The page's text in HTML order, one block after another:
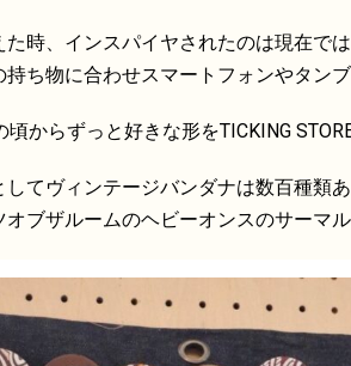
た時、インスパイヤされたのは現在で
持ち物に合わせスマートフォンやタン
頃からずっと好きな形をTICKING
してヴィンテージバンダナは数百種類
オブザルームのヘビーオンスのサーマ